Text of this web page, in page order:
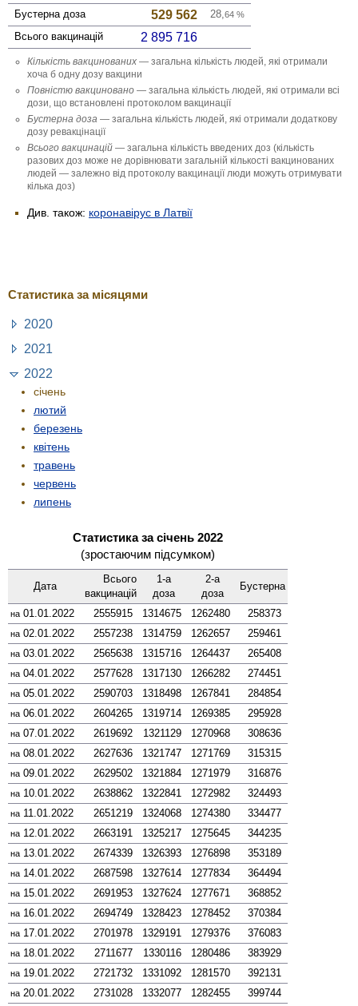
Бустерна доза 529 562 28, 64 %
Всього вакцинацій 2 895 716
Кількість вакци­нованих — загальна кількість людей, які отримали
хоча б одну дозу вакцини
Повністю вакци­новано — загальна кількість людей, які отримали всі
дози, що встановлені протоколом вакцинації
Бустерна доза — загальна кількість людей, які отримали додаткову
дозу ревакцінації
Всього вакцинацій — загальна кількість введених доз (кількість
разових доз може не дорівнювати загальній кількості вакцинованих
людей — залежно від протоколу вакцинації люди можуть отримувати
кілька доз)
Див. також: коронавірус в Латвії
Статистика за місяцями
2020
2021
2022
січень
лютий
березень
квітень
травень
червень
липень
Статистика за січень 2022
(зростаючим підсумком)
Дата
Всього
вакцинацій
1-а
доза
2-а
доза
Бустерна
на 01.01.2022 2555915 1314675 1262480 258373
на 02.01.2022 2557238 1314759 1262657 259461
на 03.01.2022 2565638 1315716 1264437 265408
на 04.01.2022 2577628 1317130 1266282 274451
на 05.01.2022 2590703 1318498 1267841 284854
на 06.01.2022 2604265 1319714 1269385 295928
на 07.01.2022 2619692 1321129 1270968 308636
на 08.01.2022 2627636 1321747 1271769 315315
на 09.01.2022 2629502 1321884 1271979 316876
на 10.01.2022 2638862 1322841 1272982 324493
на 11.01.2022 2651219 1324068 1274380 334477
на 12.01.2022 2663191 1325217 1275645 344235
на 13.01.2022 2674339 1326393 1276898 353189
на 14.01.2022 2687598 1327614 1277834 364494
на 15.01.2022 2691953 1327624 1277671 368852
на 16.01.2022 2694749 1328423 1278452 370384
на 17.01.2022 2701978 1329191 1279376 376083
на 18.01.2022 2711677 1330116 1280486 383929
на 19.01.2022 2721732 1331092 1281570 392131
на 20.01.2022 2731028 1332077 1282455 399744